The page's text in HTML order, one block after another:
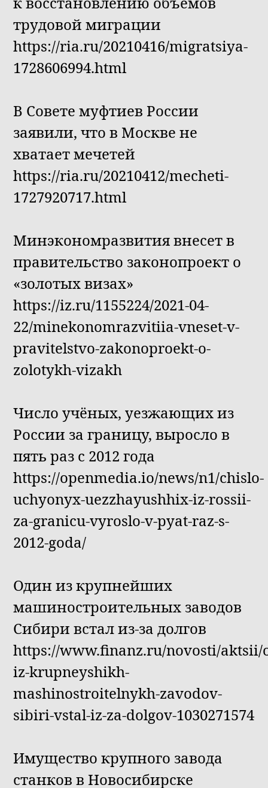
трудовой миграции
https://ria.ru/20210416/migratsiya-
1728606994.html
В Совете муфтиев России
заявили, что в Москве не
хватает мечетей
https://ria.ru/20210412/mecheti-
1727920717.html
Минэкономразвития внесет в
правительство законопроект о
«золотых визах»
https://iz.ru/1155224/2021-04-
22/minekonomrazvitiia-vneset-v-
pravitelstvo-zakonoproekt-o-
zolotykh-vizakh
Число учёных, уезжающих из
России за границу, выросло в
пять раз с 2012 года
https://openmedia.io/news/n1/chislo-
uchyonyx-uezzhayushhix-iz-rossii-
za-granicu-vyroslo-v-pyat-raz-s-
2012-goda/
Один из крупнейших
машиностроительных заводов
Сибири встал из-за долгов
https://www.finanz.ru/novosti/aktsii/
iz-krupneyshikh-
mashinostroitelnykh-zavodov-
sibiri-vstal-iz-za-dolgov-1030271574
Имущество крупного завода
станков в Новосибирске